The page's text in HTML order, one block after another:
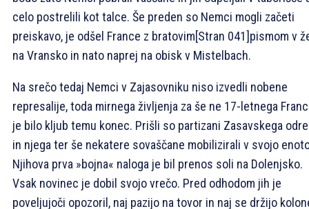
celo postrelili kot talce. Še preden so Nemci mogli začeti
preiskavo, je odšel France z bratovim[Stran 041]pismom v
na Vransko in nato naprej na obisk v Mistelbach.
Na srečo tedaj Nemci v Zajasovniku niso izvedli nobene
represalije, toda mirnega življenja za še ne 17-letnega
je bilo kljub temu konec. Prišli so partizani Zasavskega
in njega ter še nekatere sovaščane mobilizirali v svojo
Njihova prva »bojna« naloga je bil prenos soli na Dolenjsko.
Vsak novinec je dobil svojo vrečo. Pred odhodom jih je
poveljujoči opozoril, naj pazijo na tovor in naj se držijo